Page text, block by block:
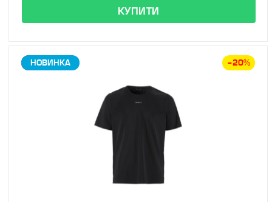
ЗНИЖКА –20%
НОВИНКА